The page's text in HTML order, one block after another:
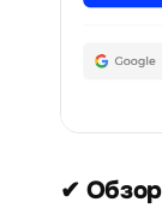
✔